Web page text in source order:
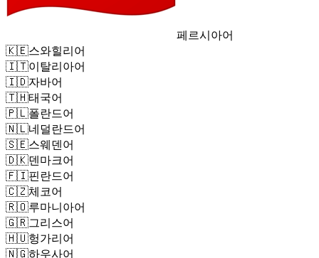
페르시아어
🇰🇪스와힐리어
🇮🇹이탈리아어
🇮🇩자바어
🇹🇭태국어
🇵🇱폴란드어
🇳🇱네덜란드어
🇸🇪스웨덴어
🇩🇰덴마크어
🇫🇮핀란드어
🇨🇿체코어
🇷🇴루마니아어
🇬🇷그리스어
🇭🇺헝가리어
🇳🇬하우사어